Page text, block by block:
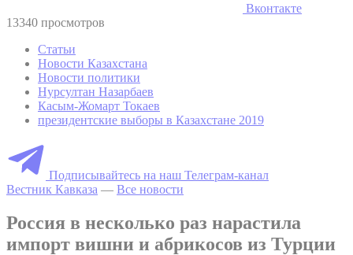
Вконтакте
13340 просмотров
Статьи
Новости Казахстана
Новости политики
Нурсултан Назарбаев
Касым-Жомарт Токаев
президентские выборы в Казахстане 2019
Подписывайтесь на наш Телеграм-канал
Вестник Кавказа — Все новости
Россия в несколько раз нарастила
импорт вишни и абрикосов из Турции